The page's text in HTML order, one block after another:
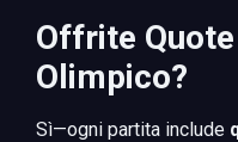
Offrite
Olimpico?
Sì—ogni partita include